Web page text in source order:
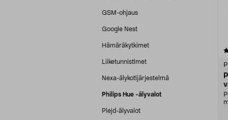
GSM-ohjaus
Google Nest
Hämäräkytkimet
Liiketunnistimet
Nexa-älykotijärjestelmä
Philips Hue -älyvalot
Plejd-älyvalot
4.0 viidestä